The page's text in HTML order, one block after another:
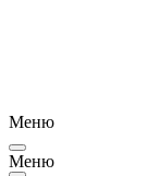
Меню
Меню